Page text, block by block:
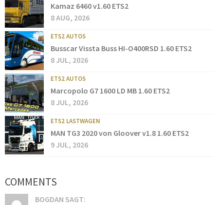
Kamaz 6460 v1.60 ETS2
8 AUG, 2026
ETS2 AUTOS
Busscar Vissta Buss HI-O400RSD 1.60 ETS2
8 JUL, 2026
ETS2 AUTOS
Marcopolo G7 1600 LD MB 1.60 ETS2
8 JUL, 2026
ETS2 LASTWAGEN
MAN TG3 2020 von Gloover v1.8 1.60 ETS2
9 JUL, 2026
COMMENTS
BOGDAN SAGT: